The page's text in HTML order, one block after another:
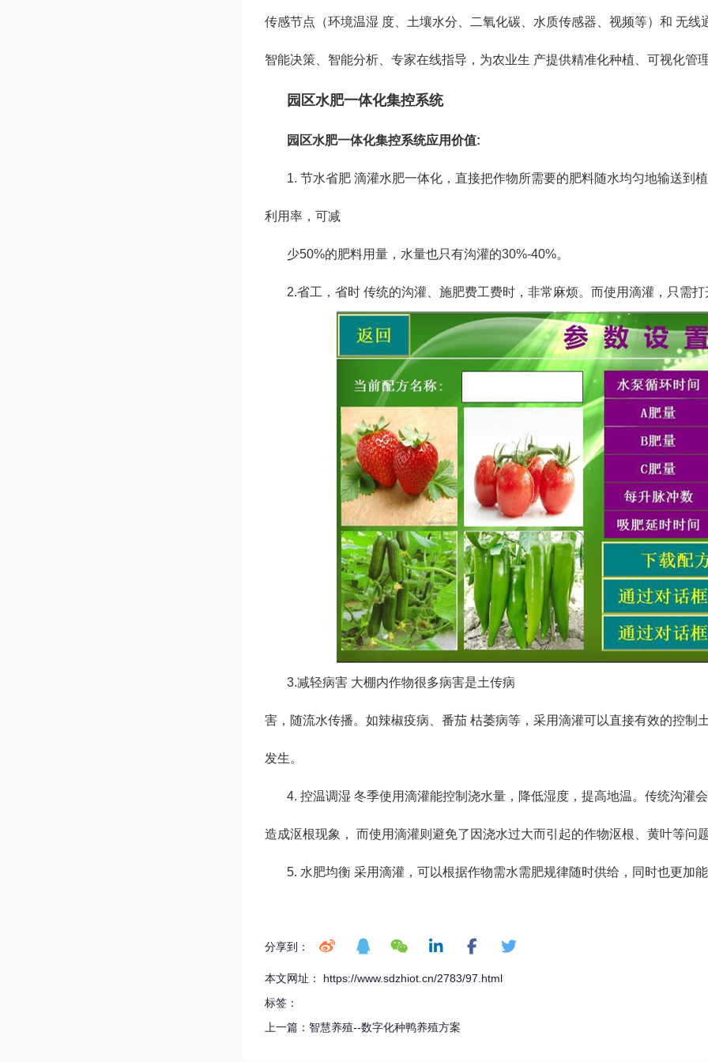
传感节点（环境温湿 度、土壤水分、二氧化碳、水质传感器、视频等）和 无
智能决策、智能分析、专家在线指导，为农业生 产提供精准化种植、可视化管
园区水肥一体化集控系统
园区水肥一体化集控系统应用价值:
1. 节水省肥 滴灌水肥一体化，直接把作物所需要的肥料随水均匀地输送到
利用率，可减
少50%的肥料用量，水量也只有沟灌的30%-40%。
2.省工，省时 传统的沟灌、施肥费工费时，非常麻烦。而使用滴灌，只需
3.减轻病害 大棚内作物很多病害是土传病
害，随流水传播。如辣椒疫病、番茄 枯萎病等，采用滴灌可以直接有效的控制
发生。
4. 控温调湿 冬季使用滴灌能控制浇水量，降低湿度，提高地温。传统沟灌
造成沤根现象， 而使用滴灌则避免了因浇水过大而引起的作物沤根、黄叶等问
5. 水肥均衡 采用滴灌，可以根据作物需水需肥规律随时供给，同时也更加
分享到：
本文网址： https://www.sdzhiot.cn/2783/97.html
标签：
上一篇： 智慧养殖--数字化种鸭养殖方案